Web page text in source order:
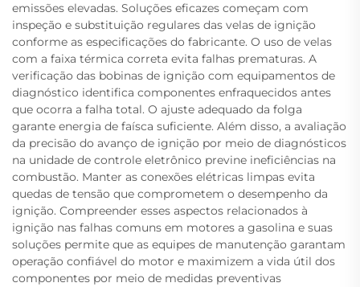
emissões elevadas. Soluções eficazes começam com
inspeção e substituição regulares das velas de ignição
conforme as especificações do fabricante. O uso de velas
com a faixa térmica correta evita falhas prematuras. A
verificação das bobinas de ignição com equipamentos de
diagnóstico identifica componentes enfraquecidos antes
que ocorra a falha total. O ajuste adequado da folga
garante energia de faísca suficiente. Além disso, a avaliação
da precisão do avanço de ignição por meio de diagnósticos
na unidade de controle eletrônico previne ineficiências na
combustão. Manter as conexões elétricas limpas evita
quedas de tensão que comprometem o desempenho da
ignição. Compreender esses aspectos relacionados à
ignição nas falhas comuns em motores a gasolina e suas
soluções permite que as equipes de manutenção garantam
operação confiável do motor e maximizem a vida útil dos
componentes por meio de medidas preventivas